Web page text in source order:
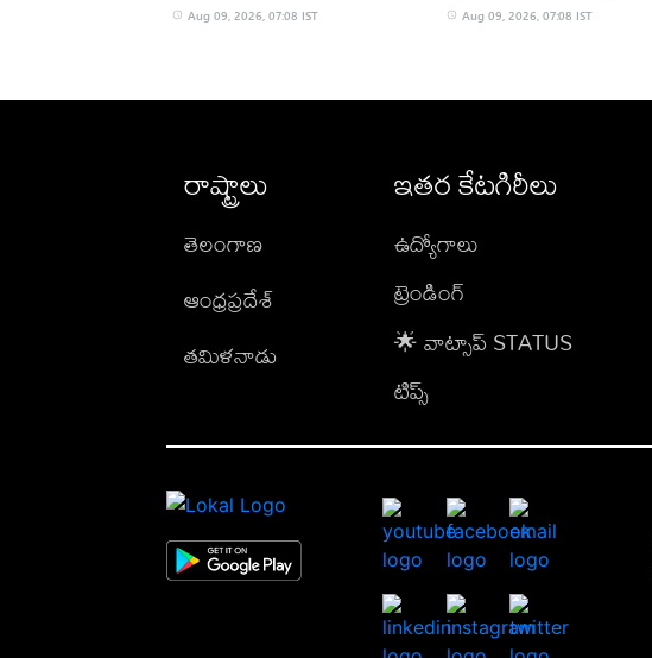
Aug 09, 2026, 07:08 IST (వీడియో)
Aug 09, 2026, 07:08 IST
రాష్ట్రాలు
తెలంగాణ
ఆంధ్రప్రదేశ్
తమిళనాడు
ఇతర కేటగిరీలు
ఉద్యోగాలు
ట్రెండింగ్
🌟 వాట్సాప్ STATUS
టిప్స్